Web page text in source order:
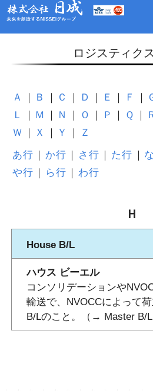
ロジスティク
Ａ Ｂ Ｃ Ｄ Ｅ Ｆ
Ｌ
Ｍ Ｎ Ｏ Ｐ Ｑ
Ｗ
Ｘ Ｙ Ｚ
あ行 か行 さ行 た行
や行
ら行 わ行
Ｈ
House B/L
ハウス ビーエル
コンソリデーションや
輸送で、NVOCCによって
B/Lのこと。（→ Master B/L